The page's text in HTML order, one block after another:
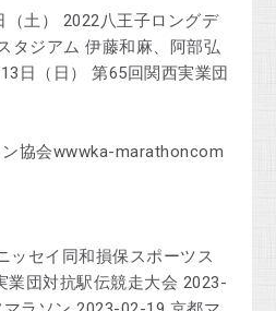
（土） 2022八王子ロングデ
タジアム 伊藤和麻、阿部弘
日（日） 第65回関西実業団
協会wwwka-marathoncom
ッセイ同和損保スポーツス
業団対抗駅伝競走大会 2023-